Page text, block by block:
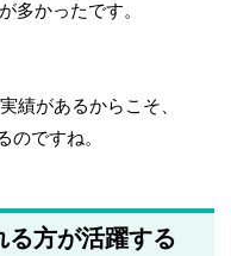
多かったです。
績があるからこそ、
のですね。
る方が活躍する